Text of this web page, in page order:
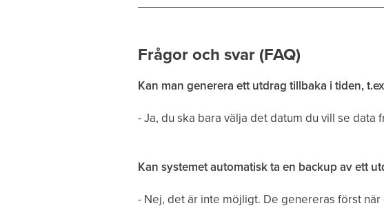
Frågor och svar (FAQ)
Kan man generera ett utdrag tillbaka i tiden,
- Ja, du ska bara välja det datum du vill se
Kan systemet automatisk ta en backup av ett
- Nej, det är inte möjligt. De genereras först